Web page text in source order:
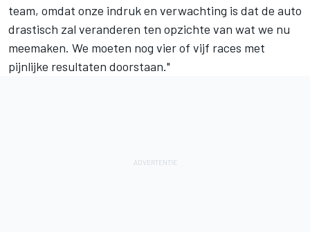
team, omdat onze indruk en verwachting is dat de auto
drastisch zal veranderen ten opzichte van wat we nu
meemaken. We moeten nog vier of vijf races met
pijnlijke resultaten doorstaan."